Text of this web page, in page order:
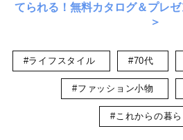
てられる！無料カタログ＆プレ
＞
#ライフスタイル #70代
#ファッション小物
#これからの暮ら